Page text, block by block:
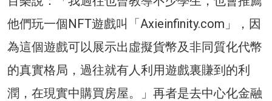
他們玩一個NFT遊戲叫「Axieinfinity.com」，因
為這個遊戲可以展示出虛擬貨幣及非同質化代幣
的真實格局，過往就有人利用遊戲裏賺到的利
潤，在現實中購買房屋。」再者是去中心化金融